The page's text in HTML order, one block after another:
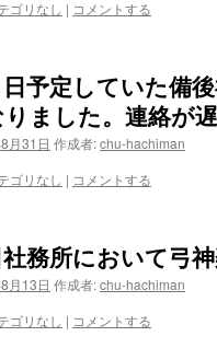
ゴリなし | コメントする
日予定していた備
ました。連絡が
月31日 作成者:chu-hachiman
ゴリなし | コメントする
社務所において弓
月13日 作成者:chu-hachiman
ゴリなし | コメントする